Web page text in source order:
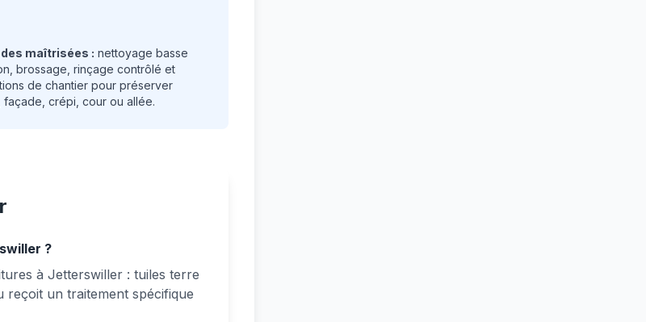
maîtrisées : nettoyage basse
brossage, rinçage contrôlé et
de chantier pour préserver
façade, crépi, cour ou allée.
?
à Jetterswiller : tuiles terre
reçoit un traitement spécifique